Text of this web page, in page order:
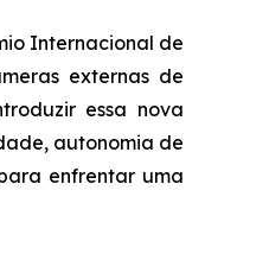
Internacional de
externas de
essa nova
autonomia de
enfrentar uma